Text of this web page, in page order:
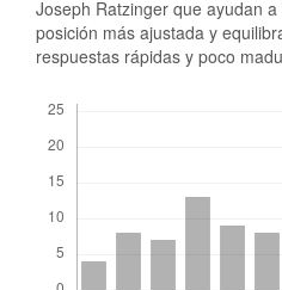
Joseph Ratzinger que ayudan
posición más ajustada y
respuestas rápidas y poco